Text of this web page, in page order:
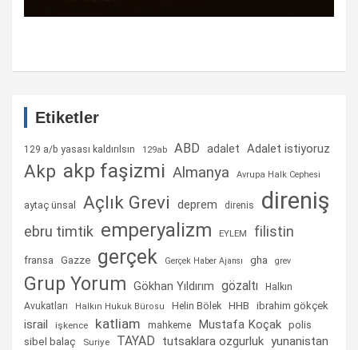
Etiketler
129 a/b yasası kaldırılsın 129ab ABD adalet Adalet istiyoruz
Akp akp faşizmi Almanya Avrupa Halk Cephesi
aytaç ünsal Açlık Grevi deprem direnis direniş
ebru timtik emperyalizm EYLEM filistin
fransa Gazze gerçek Gerçek Haber Ajansı gha grev
Grup Yorum Gökhan Yıldırım gözaltı
Halkın
Avukatları
Halkın Hukuk Bürosu Helin Bölek HHB ibrahim gökçek
israil işkence katliam mahkeme Mustafa Koçak polis
sibel balaç Suriye TAYAD tutsaklara ozgurluk yunanistan